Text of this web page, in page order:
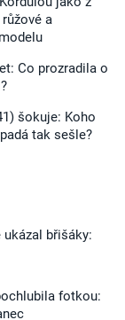
a
Co prozradila o
šokuje: Koho
tak sešle?
břišáky:
fotkou: